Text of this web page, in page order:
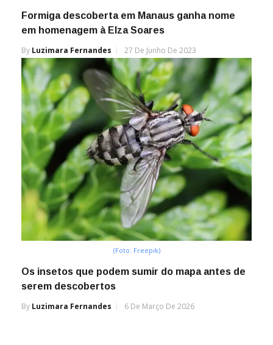
Formiga descoberta em Manaus ganha nome
em homenagem à Elza Soares
By Luzimara Fernandes 27 De Junho De 2023
(Foto: Freepik)
Os insetos que podem sumir do mapa antes de
serem descobertos
By Luzimara Fernandes 6 De Março De 2026